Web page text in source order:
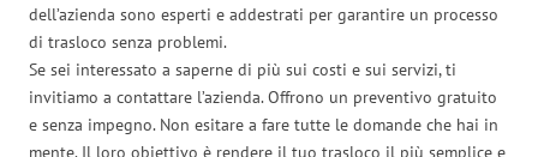
dell’azienda sono esperti e addestrati per garantire un processo
di trasloco senza problemi.
Se sei interessato a saperne di più sui costi e sui servizi, ti
invitiamo a contattare l’azienda. Offrono un preventivo gratuito
e senza impegno. Non esitare a fare tutte le domande che hai in
mente. Il loro obiettivo è rendere il tuo trasloco il più semplice e